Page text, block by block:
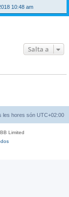
10:48 am
Salta a
les hores són UTC+02:00
Limited